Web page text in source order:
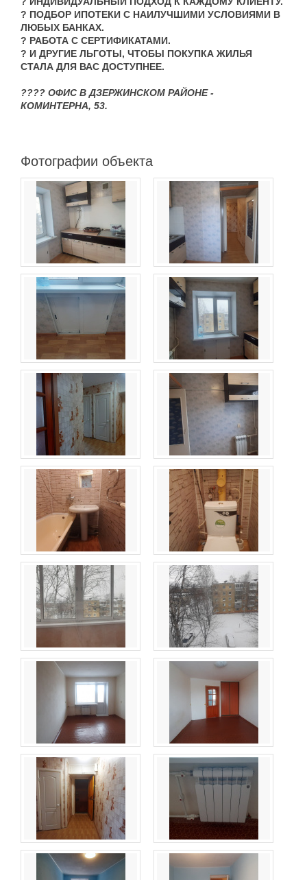
? ПОДБОР ИПОТЕКИ С НАИЛУЧШИМИ УСЛОВИЯМИ В
ЛЮБЫХ БАНКАХ.
? РАБОТА С СЕРТИФИКАТАМИ.
? И ДРУГИЕ ЛЬГОТЫ, ЧТОБЫ ПОКУПКА ЖИЛЬЯ
СТАЛА ДЛЯ ВАС ДОСТУПНЕЕ.
?‍?‍?‍? ОФИС В ДЗЕРЖИНСКОМ РАЙОНЕ -
КОМИНТЕРНА, 53.
Фотографии объекта